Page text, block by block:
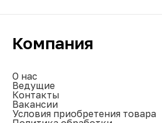
Компания
О нас
Ведущие
Контакты
Вакансии
Условия приобретения товара